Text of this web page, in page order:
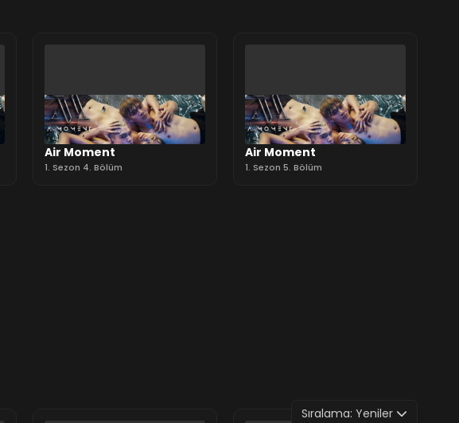
Air Moment
1. Sezon 4. Bölüm
Air Moment
1. Sezon 5. Bölüm
Sıralama: Yeniler